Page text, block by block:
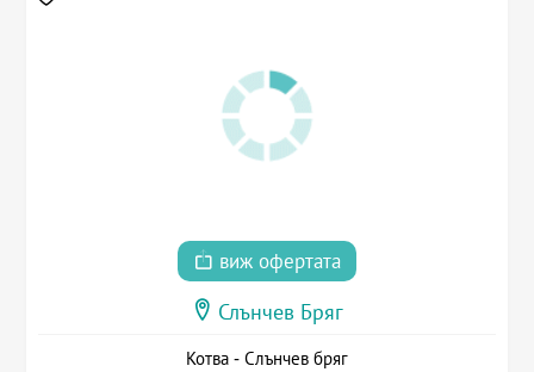
виж офертата
Слънчев Бряг
Котва - Слънчев бряг